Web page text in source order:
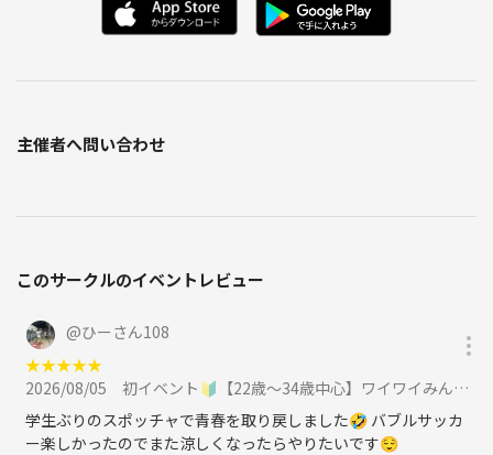
主催者へ問い合わせ
このサークルのイベントレビュー
@ひーさん108
★★★★★
2026/08/05
初イベント🔰【22歳～34歳中心】ワイワイみんなでラウンドワンでスポッチャやり隊⚾️に参加
学生ぶりのスポッチャで青春を取り戻しました🤣 バブルサッカ
ー楽しかったのでまた涼しくなったらやりたいです😌